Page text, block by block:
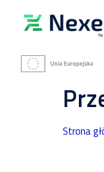
Strona